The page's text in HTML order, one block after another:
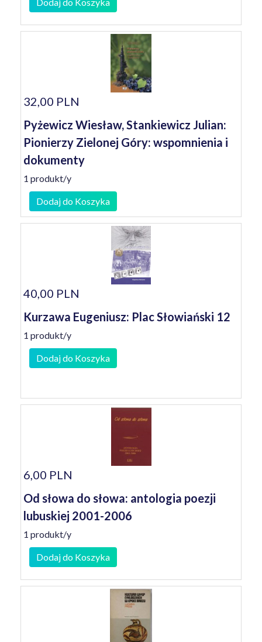
32,00 PLN
Pyżewicz Wiesław, Stankiewicz Julian:
Pionierzy Zielonej Góry: wspomnienia i
dokumenty
1 produkt/y
Dodaj do Koszyka
40,00 PLN
Kurzawa Eugeniusz: Plac Słowiański 12
1 produkt/y
Dodaj do Koszyka
6,00 PLN
Od słowa do słowa: antologia poezji
lubuskiej 2001-2006
1 produkt/y
Dodaj do Koszyka